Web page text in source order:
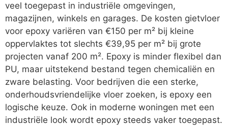
veel toegepast in industriële omgevingen,
magazijnen, winkels en garages. De kosten gietvloer
voor epoxy variëren van €150 per m² bij kleine
oppervlaktes tot slechts €39,95 per m² bij grote
projecten vanaf 200 m². Epoxy is minder flexibel dan
PU, maar uitstekend bestand tegen chemicaliën en
zware belasting. Voor bedrijven die een sterke,
onderhoudsvriendelijke vloer zoeken, is epoxy een
logische keuze. Ook in moderne woningen met een
industriële look wordt epoxy steeds vaker toegepast.